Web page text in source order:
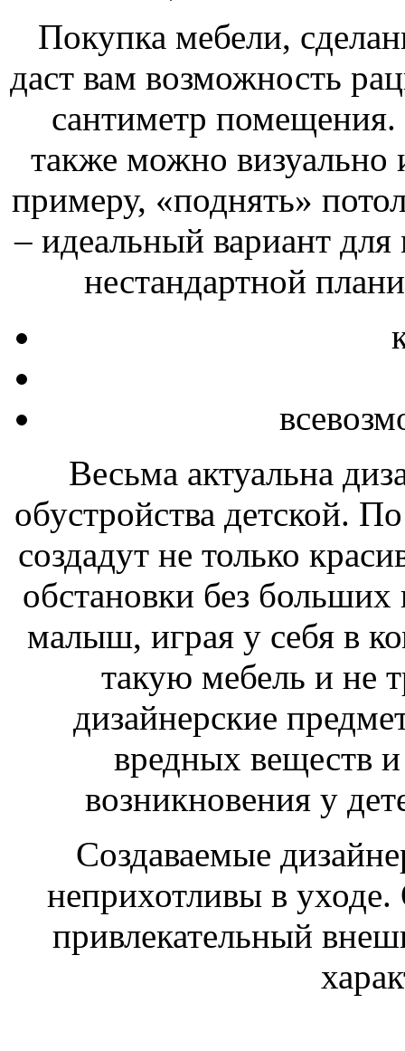
Покупка мебели,
даст вам возможность
сантиметр
также можно визуально
примеру, «поднять»
– идеальный вариант
нестандартной
Весьма актуальна
обустройства детской.
создадут не только
обстановки без
малыш, играя у себя в
такую мебель и не
дизайнерские
вредных веществ
возникновения у
Создаваемые
неприхотливы в
привлекательный